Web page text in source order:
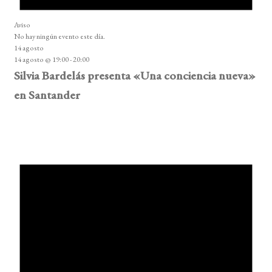
Aviso
No hay ningún evento este día.
14 agosto
14 agosto @ 19:00-20:00
Silvia Bardelás presenta «Una conciencia nueva»
en Santander